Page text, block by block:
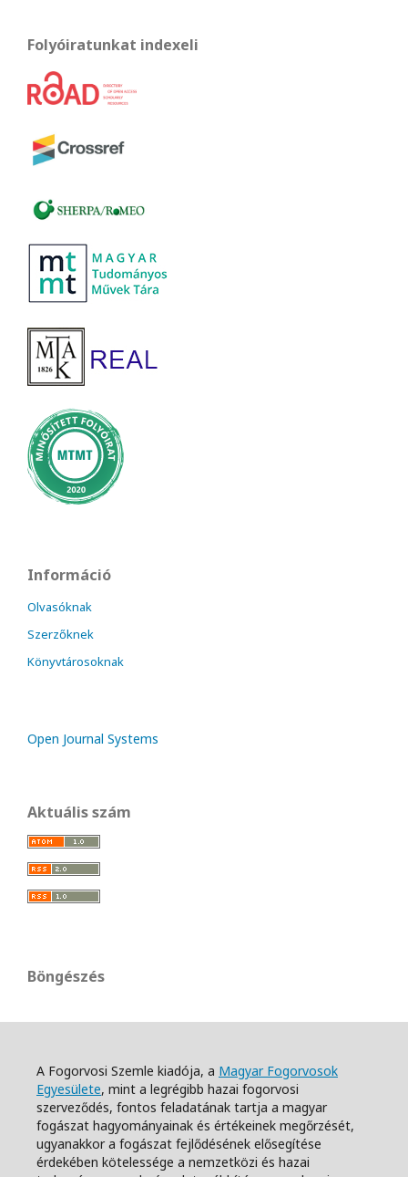
Folyóiratunkat indexeli
Információ
Olvasóknak
Szerzőknek
Könyvtárosoknak
Open Journal Systems
Aktuális szám
Böngészés
A Fogorvosi Szemle kiadója, a Magyar Fogorvosok
Egyesülete, mint a legrégibb hazai fogorvosi
szerveződés, fontos feladatának tartja a magyar
fogászat hagyományainak és értékeinek megőrzését,
ugyanakkor a fogászat fejlődésének elősegítése
érdekében kötelessége a nemzetközi és hazai